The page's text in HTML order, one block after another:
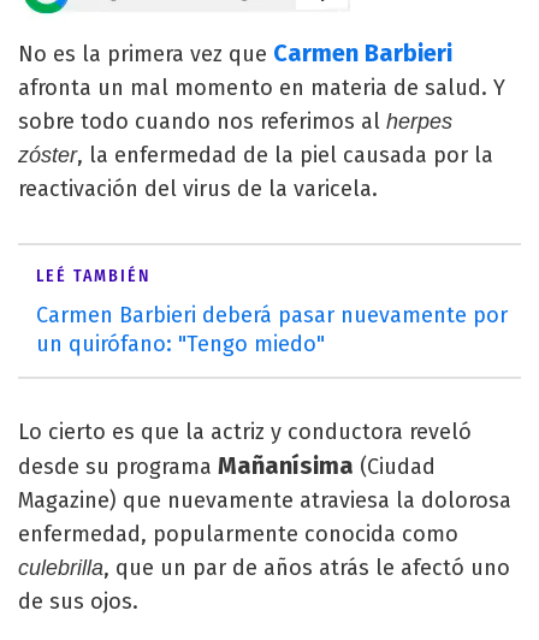
No es la primera vez que Carmen Barbieri
afronta un mal momento en materia de salud. Y
sobre todo cuando nos referimos al herpes
zóster, la enfermedad de la piel causada por la
reactivación del virus de la varicela.
LEÉ TAMBIÉN
Carmen Barbieri deberá pasar nuevamente por
un quirófano: "Tengo miedo"
Lo cierto es que la actriz y conductora reveló
desde su programa Mañanísima (Ciudad
Magazine) que nuevamente atraviesa la dolorosa
enfermedad, popularmente conocida como
culebrilla, que un par de años atrás le afectó uno
de sus ojos.